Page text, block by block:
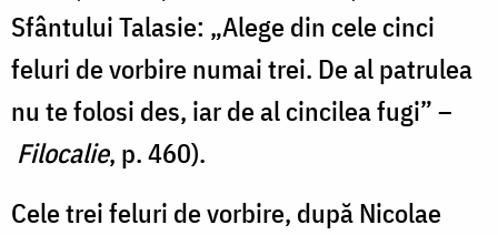
Sfântului Talasie: „Alege din cele cinci
feluri de vorbire numai trei. De al patrulea
nu te folosi des, iar de al cincilea fugi” –
Filocalie, p. 460).
Cele trei feluri de vorbire, după Nicolae